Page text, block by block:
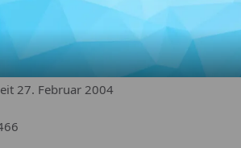
27. Februar 2004